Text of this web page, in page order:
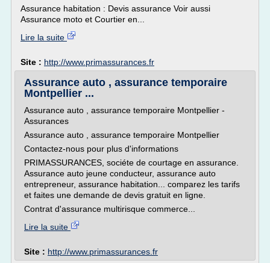
Assurance habitation : Devis assurance Voir aussi
Assurance moto et Courtier en...
Lire la suite
Site : http://www.primassurances.fr
Assurance auto , assurance temporaire
Montpellier ...
Assurance auto , assurance temporaire Montpellier -
Assurances
Assurance auto , assurance temporaire Montpellier
Contactez-nous pour plus d'informations
PRIMASSURANCES, sociéte de courtage en assurance.
Assurance auto jeune conducteur, assurance auto
entrepreneur, assurance habitation... comparez les tarifs
et faites une demande de devis gratuit en ligne.
Contrat d'assurance multirisque commerce...
Lire la suite
Site : http://www.primassurances.fr